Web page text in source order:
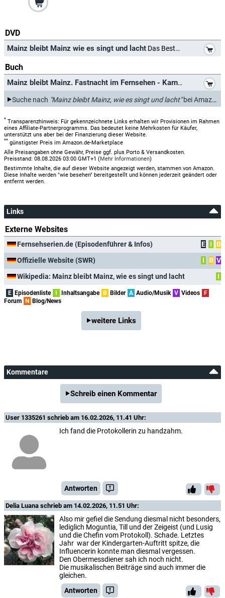
DVD
Mainz bleibt Mainz wie es singt und lacht Das Beste aus 5 Jahrzehnten
Buch
Mainz bleibt Mainz. Fastnacht im Fernsehen - Karneval für Millionen.
Suche nach "Mainz bleibt Mainz, wie es singt und lacht"bei Amazon.de
* Transparenzhinweis: Für gekennzeichnete Links erhalten wir Provisionen im Rahmen
eines Affiliate-Partnerprogramms. Das bedeutet keine Mehrkosten für Käufer,
unterstützt uns aber bei der Finanzierung dieser Website.
** günstigster Preis im Amazon.de-Marketplace
Alle Preisangaben ohne Gewähr, Preise ggf. plus Porto & Versandkosten.
Preisstand: 08.08.2026 03:00 GMT+1 (Mehr Informationen)
Bestimmte Inhalte, die auf dieser Website angezeigt werden, stammen von Amazon.
Diese Inhalte werden "wie besehen" bereitgestellt und können jederzeit geändert oder
entfernt werden.
Links
Externe Websites
Fernsehserien.de (Episodenführer & Infos) E I
B
Offizielle Website (SWR)
I B V
Wikipedia: Mainz bleibt Mainz, wie es singt und lacht
I
E Episodenliste I Inhaltsangabe B Bilder A Audio/Musik V Videos F
Forum N Blog/News
weitere Links
Kommentare
Schreib einen Kommentar
User 1335261 schrieb am 16.02.2026, 11.41 Uhr:
Ich fand die Protokollerin zu handzahm.
Antworten
Delia Luana schrieb am 14.02.2026, 11.51 Uhr:
Also mir gefiel die Sendung diesmal nicht besonders,
lediglich Moguntia, Till und der Zeigeist (und Lusig
und die Chefin vom Protokoll). Schade. Letztes
Jahr war der Kindergarten-Auftritt spitze, die
Influencerin konnte man diesmal vergessen.
Den Obermessdiener sah ich noch nicht.
Die musikalischen Beiträge sind auch immer die
gleichen.
Antworten